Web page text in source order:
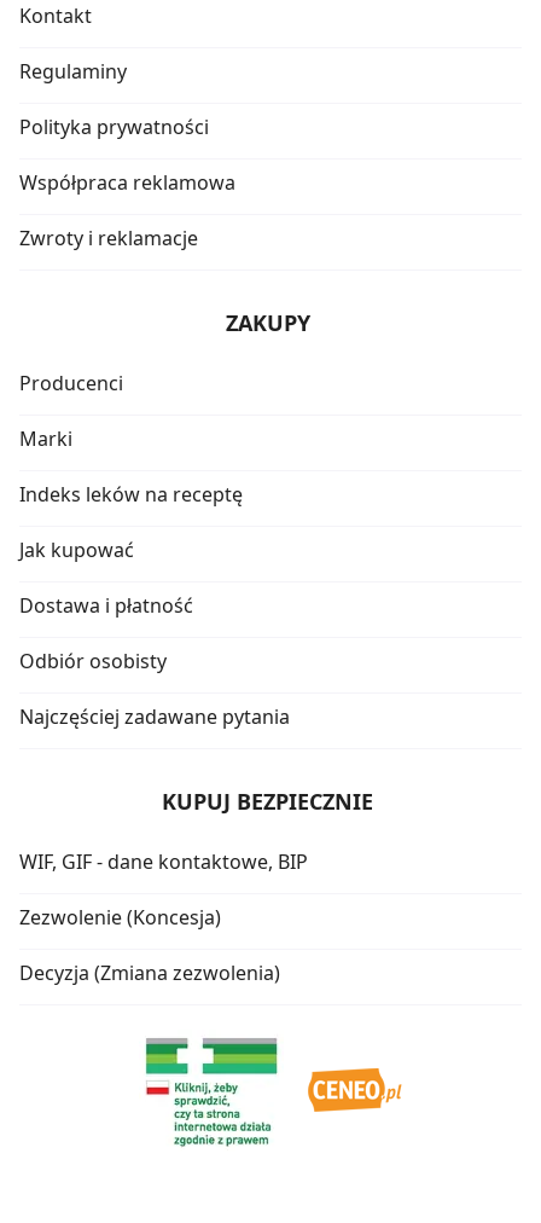
Kontakt
Regulaminy
Polityka prywatności
Współpraca reklamowa
Zwroty i reklamacje
ZAKUPY
Producenci
Marki
Indeks leków na receptę
Jak kupować
Dostawa i płatność
Odbiór osobisty
Najczęściej zadawane pytania
KUPUJ BEZPIECZNIE
WIF, GIF - dane kontaktowe, BIP
Zezwolenie (Koncesja)
Decyzja (Zmiana zezwolenia)